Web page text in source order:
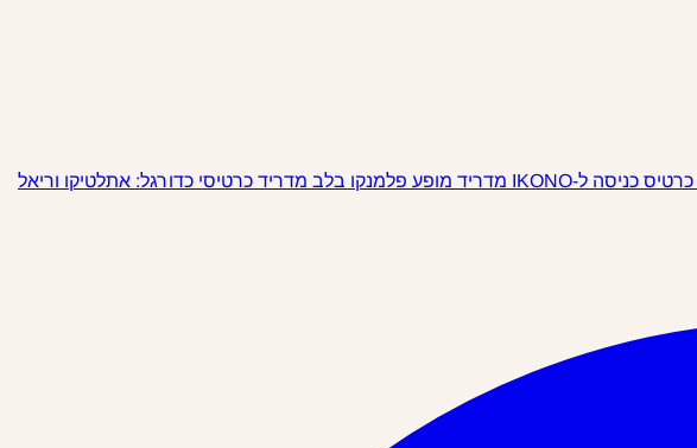
כרטיס כניסה ל-IKONO מדריד מופע פלמנקו בלב מדריד כרטיסי כדורגל: אתלטיקו וריאל